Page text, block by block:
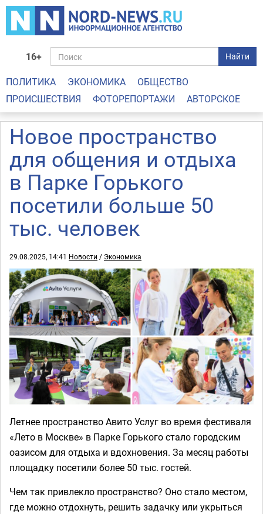
16+ Найти
ПОЛИТИКА ЭКОНОМИКА
ОБЩЕСТВО
ПРОИСШЕСТВИЯ
ФОТОРЕПОРТАЖИ АВТОРСКОЕ
Новое пространство
для общения и отдыха
в Парке Горького
посетили больше 50
тыс. человек
29.08.2025, 14:41 Новости / Экономика
Летнее пространство Авито Услуг во время фестиваля
«Лето в Москве» в Парке Горького стало городским
оазисом для отдыха и вдохновения. За месяц работы
площадку посетили более 50 тыс. гостей.
Чем так привлекло пространство? Оно стало местом,
где можно отдохнуть, решить задачку или укрыться